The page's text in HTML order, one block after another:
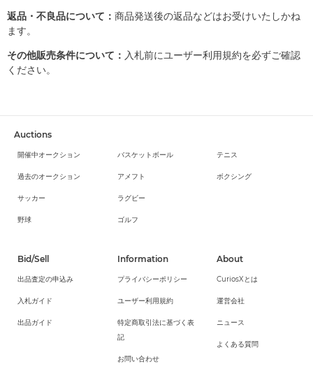
返品・不良品について： 商品発送後の返品などはお受けいたしかね
ます。
その他販売条件について： 入札前にユーザー利用規約を必ずご確認
ください。
Auctions
開催中オークション
過去のオークション
サッカー
野球
バスケットボール
アメフト
ラグビー
ゴルフ
テニス
ボクシング
Bid/Sell
出品査定の申込み
入札ガイド
出品ガイド
Information
プライバシーポリシー
ユーザー利用規約
特定商取引法に基づく表
記
お問い合わせ
About
CuriosXとは
運営会社
ニュース
よくある質問